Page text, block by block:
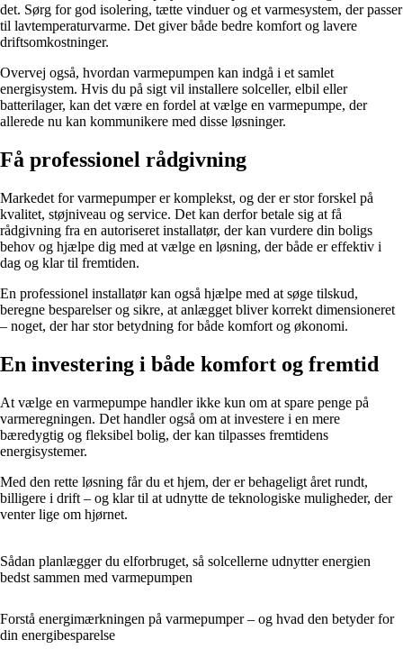
det. Sørg for god isolering, tætte vinduer og et varmesystem, der passer
til lavtemperaturvarme. Det giver både bedre komfort og lavere
driftsomkostninger.
Overvej også, hvordan varmepumpen kan indgå i et samlet
energisystem. Hvis du på sigt vil installere solceller, elbil eller
batterilager, kan det være en fordel at vælge en varmepumpe, der
allerede nu kan kommunikere med disse løsninger.
Få professionel rådgivning
Markedet for varmepumper er komplekst, og der er stor forskel på
kvalitet, støjniveau og service. Det kan derfor betale sig at få
rådgivning fra en autoriseret installatør, der kan vurdere din boligs
behov og hjælpe dig med at vælge en løsning, der både er effektiv i
dag og klar til fremtiden.
En professionel installatør kan også hjælpe med at søge tilskud,
beregne besparelser og sikre, at anlægget bliver korrekt dimensioneret
– noget, der har stor betydning for både komfort og økonomi.
En investering i både komfort og fremtid
At vælge en varmepumpe handler ikke kun om at spare penge på
varmeregningen. Det handler også om at investere i en mere
bæredygtig og fleksibel bolig, der kan tilpasses fremtidens
energisystemer.
Med den rette løsning får du et hjem, der er behageligt året rundt,
billigere i drift – og klar til at udnytte de teknologiske muligheder, der
venter lige om hjørnet.
Sådan planlægger du elforbruget, så solcellerne udnytter energien
bedst sammen med varmepumpen
Forstå energimærkningen på varmepumper – og hvad den betyder for
din energibesparelse